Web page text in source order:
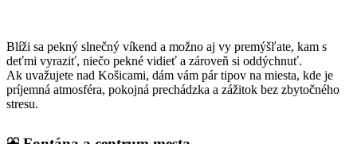
Blíži sa pekný slnečný víkend a možno aj vy premýšľate, kam s
deťmi vyraziť, niečo pekné vidieť a zároveň si oddýchnuť.
Ak uvažujete nad Košicami, dám vám pár tipov na miesta, kde je
príjemná atmosféra, pokojná prechádzka a zážitok bez zbytočného
stresu.